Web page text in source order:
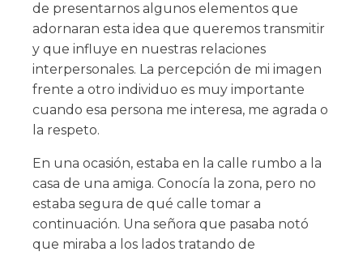
de presentarnos algunos elementos que
adornaran esta idea que queremos transmitir
y que influye en nuestras relaciones
interpersonales. La percepción de mi imagen
frente a otro individuo es muy importante
cuando esa persona me interesa, me agrada o
la respeto.
En una ocasión, estaba en la calle rumbo a la
casa de una amiga. Conocía la zona, pero no
estaba segura de qué calle tomar a
continuación. Una señora que pasaba notó
que miraba a los lados tratando de